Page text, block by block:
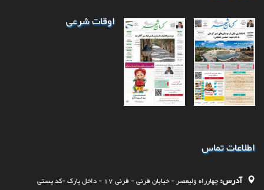
اوقات شرعی
اطلاعات تماس
آدرس: چهارراه وليعصر - خيابان قرنی - قرنی 17 - داخل پارک -کد پستی